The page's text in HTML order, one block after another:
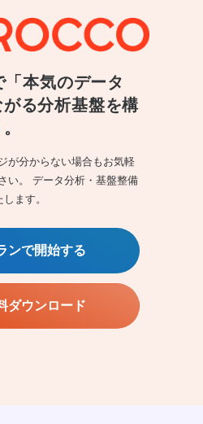
本気のデータ
る分析基盤を構
が分からない場合もお気軽
い。
データ分析・基盤整備
ます。
ンで開始する
ダウンロード